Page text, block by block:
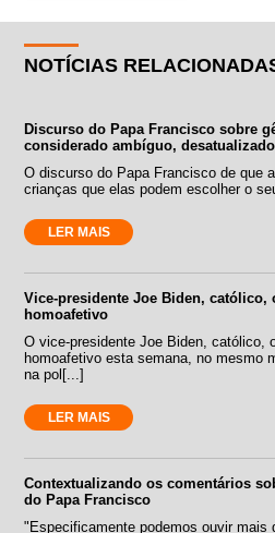
NOTÍCIAS
Discurso do Papa Francisco sobre
considerado ambíguo, desatualizado
O discurso do Papa Francisco de que
crianças que elas podem escolher o
LER MAIS
Vice-presidente Joe Biden, católico,
homoafetivo
O vice-presidente Joe Biden, católico,
homoafetivo esta semana, no mesmo
na pol[...]
LER MAIS
Contextualizando os comentários
do Papa Francisco
"Especificamente podemos ouvir mais